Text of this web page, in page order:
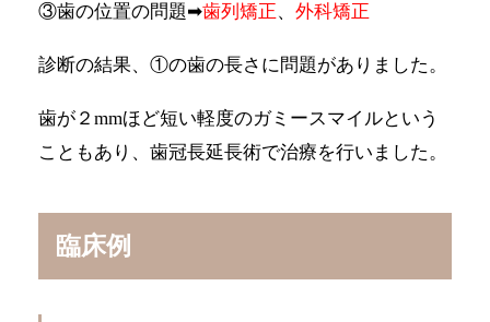
③歯の位置の問題➡︎歯列矯正、外科矯正
診断の結果、①の歯の長さに問題がありました。
歯が２mmほど短い軽度のガミースマイルという
こともあり、歯冠長延長術で治療を行いました。
臨床例